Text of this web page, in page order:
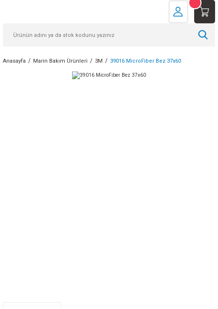
Anasayfa Marin Bakım Ürünleri 3M 39016 MicroFiber Bez 37x60